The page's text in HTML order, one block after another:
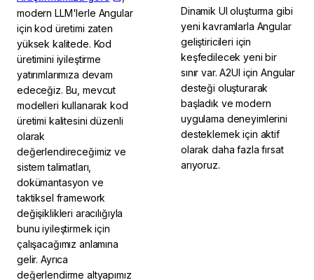
modern LLM'lerle Angular
için kod üretimi zaten
yüksek kalitede. Kod
üretimini iyileştirme
yatırımlarımıza devam
edeceğiz. Bu, mevcut
modelleri kullanarak kod
üretimi kalitesini düzenli
olarak
değerlendireceğimiz ve
sistem talimatları,
dokümantasyon ve
taktiksel framework
değişiklikleri aracılığıyla
bunu iyileştirmek için
çalışacağımız anlamına
gelir. Ayrıca
değerlendirme altyapımız
Dinamik UI oluşturma gibi
yeni kavramlarla Angular
geliştiricileri için
keşfedilecek yeni bir
sınır var. A2UI için Angular
desteği oluşturarak
başladık ve modern
uygulama deneyimlerini
desteklemek için aktif
olarak daha fazla fırsat
arıyoruz.